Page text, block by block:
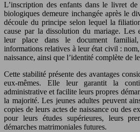
L’inscription des enfants dans le livret
biologiques demeure inchangée après le
découle du principe selon lequel la
cause par la dissolution du mariage. Les
leur place dans le document familial,
informations relatives à leur état civil :
naissance, ainsi que l’identité complète de
Cette stabilité présente des avantages
eux-mêmes. Elle leur garantit la
administrative et facilite leurs propres
la majorité. Les jeunes adultes peuvent
copies de leurs actes de naissance ou des
pour leurs études supérieures, leurs
démarches matrimoniales futures.